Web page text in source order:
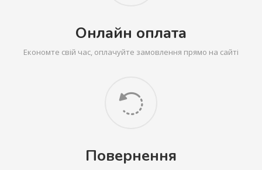
Онлайн оплата
Економте свій час, оплачуйте замовлення прямо на сайті
Повернення